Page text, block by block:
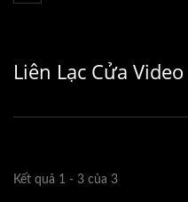
Liên Lạc Cửa
Kết quả 1 - 3 của 3